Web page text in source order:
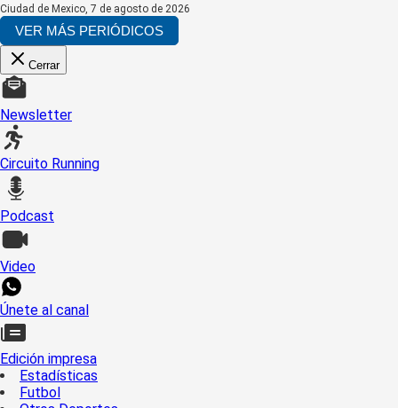
Ciudad de Mexico, 7 de agosto de 2026
VER MÁS PERIÓDICOS
Cerrar
Newsletter
Circuito Running
Podcast
Video
Únete al canal
Edición impresa
Estadísticas
Futbol